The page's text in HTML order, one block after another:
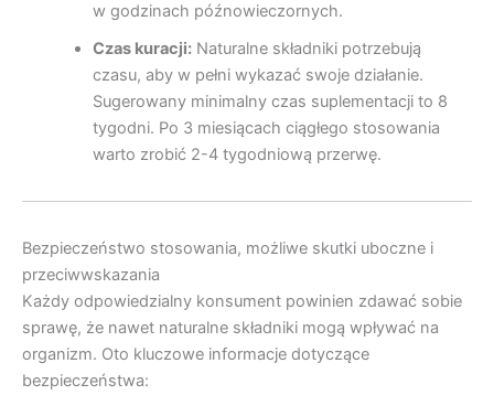
w godzinach późnowieczornych.
Czas kuracji:Naturalne składniki potrzebują
czasu, aby w pełni wykazać swoje działanie.
Sugerowany minimalny czas suplementacji to 8
tygodni. Po 3 miesiącach ciągłego stosowania
warto zrobić 2-4 tygodniową przerwę.
Bezpieczeństwo stosowania, możliwe skutki uboczne i
przeciwwskazania
Każdy odpowiedzialny konsument powinien zdawać sobie
sprawę, że nawet naturalne składniki mogą wpływać na
organizm. Oto kluczowe informacje dotyczące
bezpieczeństwa: